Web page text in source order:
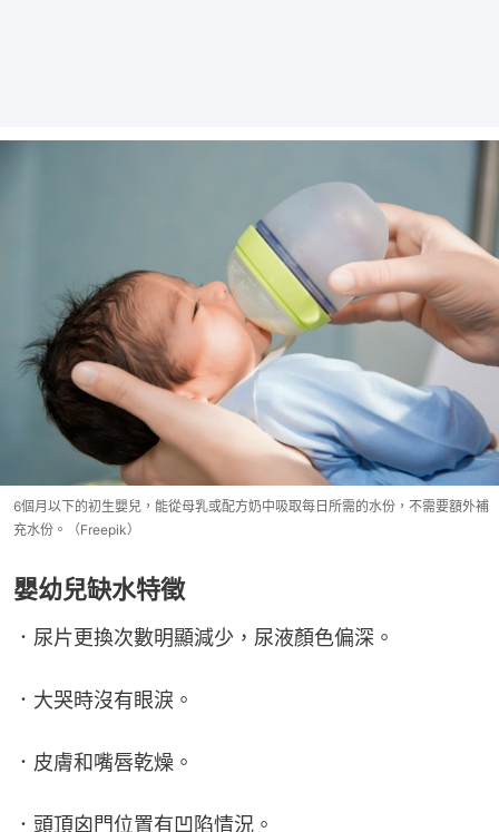
6個月以下的初生嬰兒，能從母乳或配方奶中吸取每日所需的水份，不需要額外補
充水份。（Freepik）
嬰幼兒缺水特徵
．尿片更換次數明顯減少，尿液顏色偏深。
．大哭時沒有眼淚。
．皮膚和嘴唇乾燥。
．頭頂囟門位置有凹陷情況。